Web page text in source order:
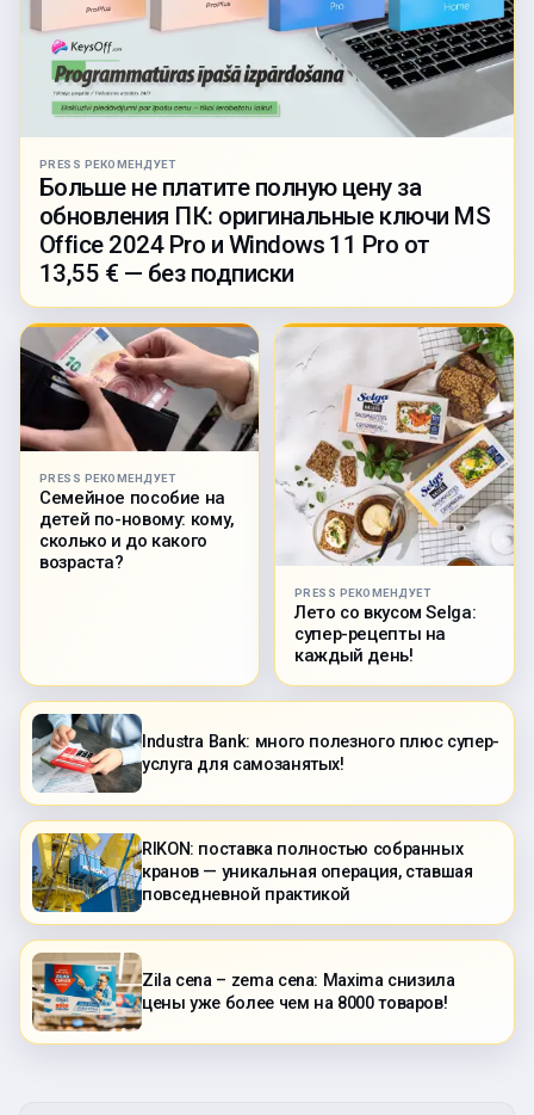
PRESS РЕКОМЕНДУЕТ
Больше не платите полную цену за
обновления ПК: оригинальные ключи MS
Office 2024 Pro и Windows 11 Pro от
13,55 € — без подписки
PRESS РЕКОМЕНДУЕТ
Семейное пособие на
детей по-новому: кому,
сколько и до какого
возраста?
PRESS РЕКОМЕНДУЕТ
Лето со вкусом Selga:
супер-рецепты на
каждый день!
Industra Bank: много полезного плюс супер-
услуга для самозанятых!
RIKON: поставка полностью собранных
кранов — уникальная операция, ставшая
повседневной практикой
Zila cena – zema cena: Maxima снизила
цены уже более чем на 8000 товаров!